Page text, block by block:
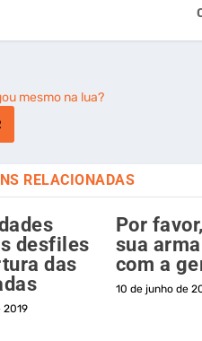
mesmo na lua?
RELACIONADAS
desfiles
das
2019
Por
sua
com a
10 de junho de